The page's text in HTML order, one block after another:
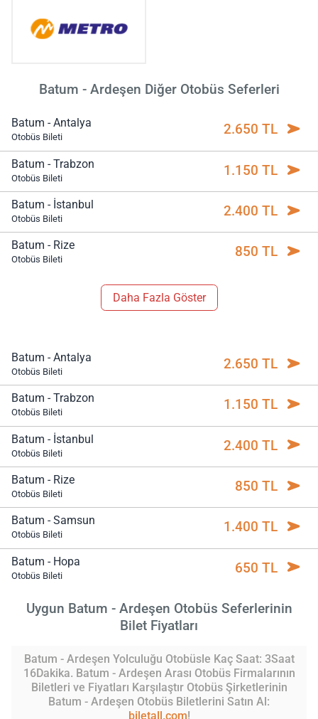
Batum - Ardeşen Diğer Otobüs Seferleri
Batum - Antalya
Otobüs Bileti 2.650 TL
Batum - Trabzon
Otobüs Bileti 1.150 TL
Batum - İstanbul
Otobüs Bileti 2.400 TL
Batum - Rize
Otobüs Bileti 850 TL
Daha Fazla Göster
Batum - Antalya
Otobüs Bileti 2.650 TL
Batum - Trabzon
Otobüs Bileti 1.150 TL
Batum - İstanbul
Otobüs Bileti 2.400 TL
Batum - Rize
Otobüs Bileti 850 TL
Batum - Samsun
Otobüs Bileti 1.400 TL
Batum - Hopa
Otobüs Bileti 650 TL
Uygun Batum - Ardeşen Otobüs Seferlerinin
Bilet Fiyatları
Batum - Ardeşen Yolculuğu Otobüsle Kaç Saat: 3Saat
16Dakika. Batum - Ardeşen Arası Otobüs Firmalarının
Biletleri ve Fiyatları Karşılaştır Otobüs Şirketlerinin
Batum - Ardeşen Otobüs Biletlerini Satın Al:
biletall.com!